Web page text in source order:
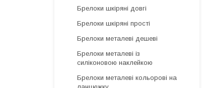
Брелоки шкіряні довгі
Брелоки шкіряні прості
Брелоки металеві дешеві
Брелоки металеві із
силіконовою наклейкою
Брелоки металеві кольорові на